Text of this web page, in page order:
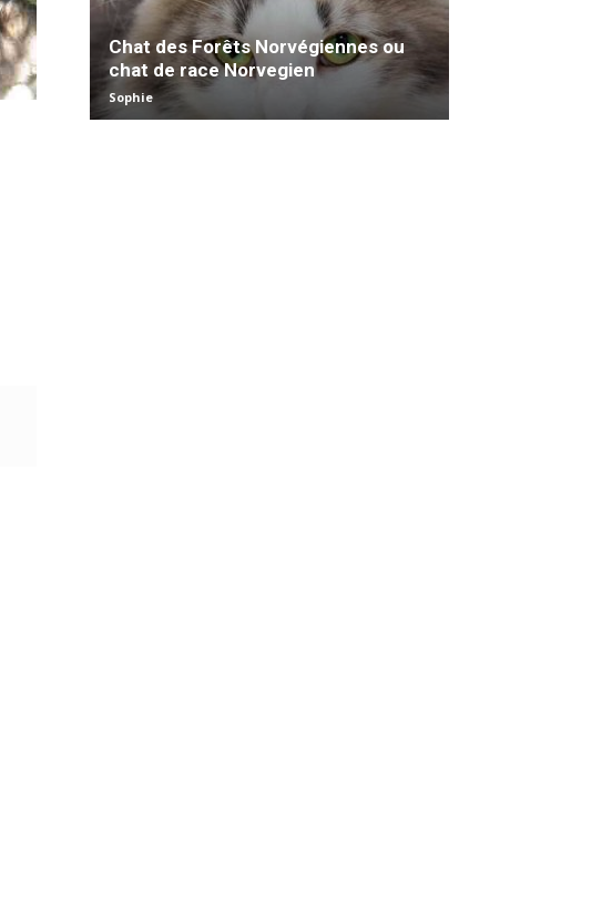
Chat des Forêts Norvégiennes ou
chat de race Norvegien
Sophie